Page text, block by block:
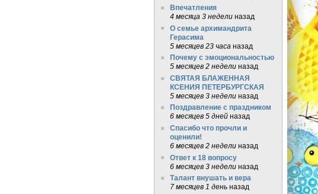
Впечатления
4 месяца 3 неделиназад
О семье архимандрита
Герасима
5 месяцев 23 часа назад
Почему с эмоциональностью
5 месяцев 2 неделиназад
СВЯТАЯ БЛАЖЕННАЯ
КСЕНИЯ ПЕТЕРБУРГСКАЯ
5 месяцев 3 неделиназад
Поздравление с праздником
6 месяцев 5 днейназад
Спасибо что прочли и
оценили!
6 месяцев 2 неделиназад
Ответ к 18 вопросу
6 месяцев 3 неделиназад
Талант внушать и вера
7 месяцев 1 деньназад